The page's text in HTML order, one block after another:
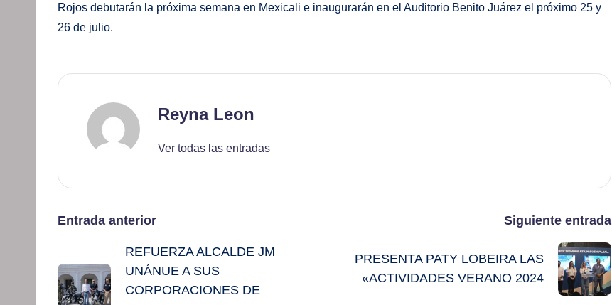
Rojos debutarán la próxima semana en Mexicali e inaugurarán en el Auditorio Benito Juárez el próximo 25 y
26 de julio.
Reyna Leon
Ver todas las entradas
Navegación
de
entradas
Entrada anterior
REFUERZA ALCALDE JM
UNÁNUE A SUS
CORPORACIONES DE
Siguiente entrada
PRESENTA PATY LOBEIRA LAS
«ACTIVIDADES VERANO 2024